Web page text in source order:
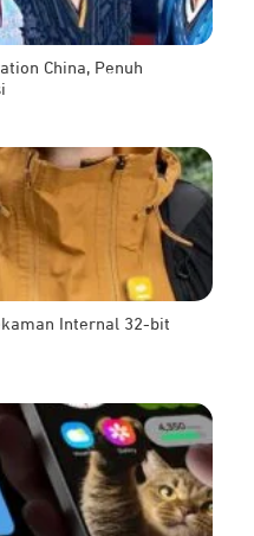
China, Penuh
Internal 32-bit